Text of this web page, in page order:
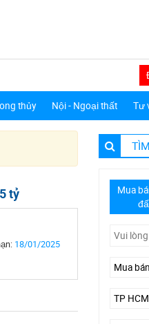
thủy Nội - Ngoại thất Tư
tỷ
18/01/2025
Mua